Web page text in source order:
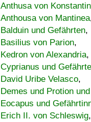
Anthusa von
Anthousa von Mantinea
Balduin und Gefährten,
Basilius von Parion,
Kedron von Alexandria,
Cyprianus und
David Uribe Velasco,
Demes und Protion
Eocapus und
Erich II. von Schleswig,